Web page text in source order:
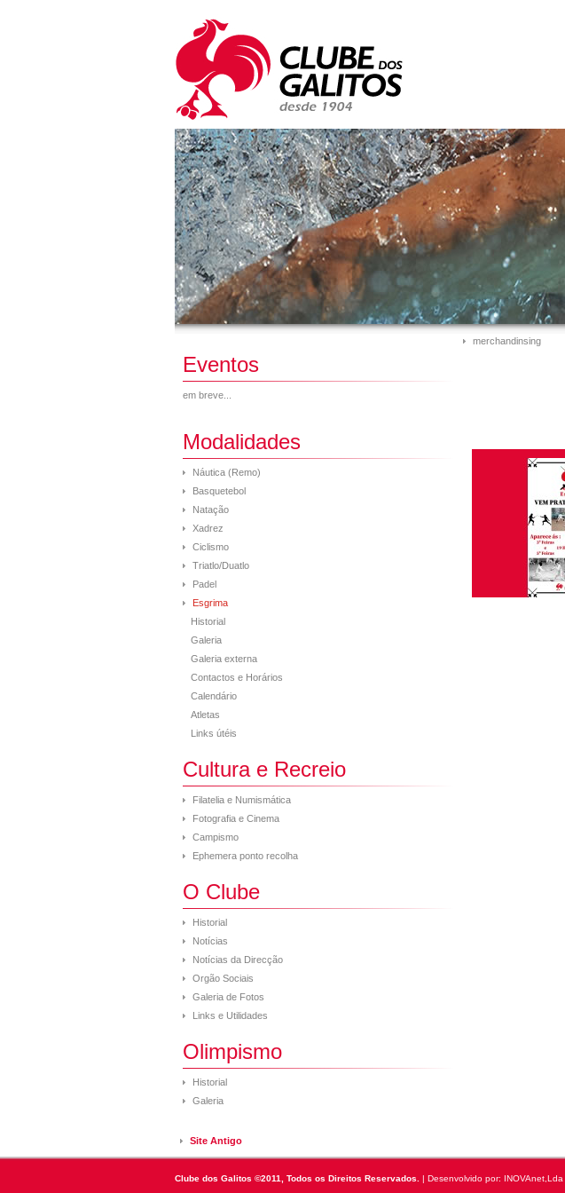
Eventos
em breve...
Modalidades
Náutica (Remo)
Basquetebol
Natação
Xadrez
Ciclismo
Triatlo/Duatlo
Padel
Esgrima
Historial
Galeria
Galeria externa
Contactos e Horários
Calendário
Atletas
Links útéis
Cultura e Recreio
Filatelia e Numismática
Fotografia e Cinema
Campismo
Ephemera ponto recolha
O Clube
Historial
Notícias
Notícias da Direcção
Orgão Sociais
Galeria de Fotos
Links e Utilidades
Olimpismo
Historial
Galeria
Site Antigo
merchandinsing
Clube dos Galitos ©2011, Todos os Direitos Reservados. | Desenvolvido por: INOVAnet,Lda